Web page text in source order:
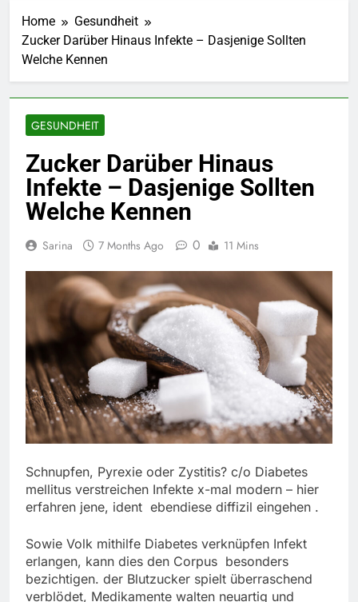
Home
Gesundheit
Zucker Darüber Hinaus Infekte – Dasjenige Sollten
Welche Kennen
GESUNDHEIT
Zucker Darüber Hinaus
Infekte – Dasjenige Sollten
Welche Kennen
Sarina 7 Months Ago 0 11 Mins
Schnupfen, Pyrexie oder Zystitis? c/o Diabetes
mellitus verstreichen Infekte x-mal modern – hier
erfahren jene, ident ebendiese diffizil eingehen .
Sowie Volk mithilfe Diabetes verknüpfen Infekt
erlangen, kann dies den Corpus besonders
bezichtigen. der Blutzucker spielt überraschend
verblödet, Medikamente walten neuartig und